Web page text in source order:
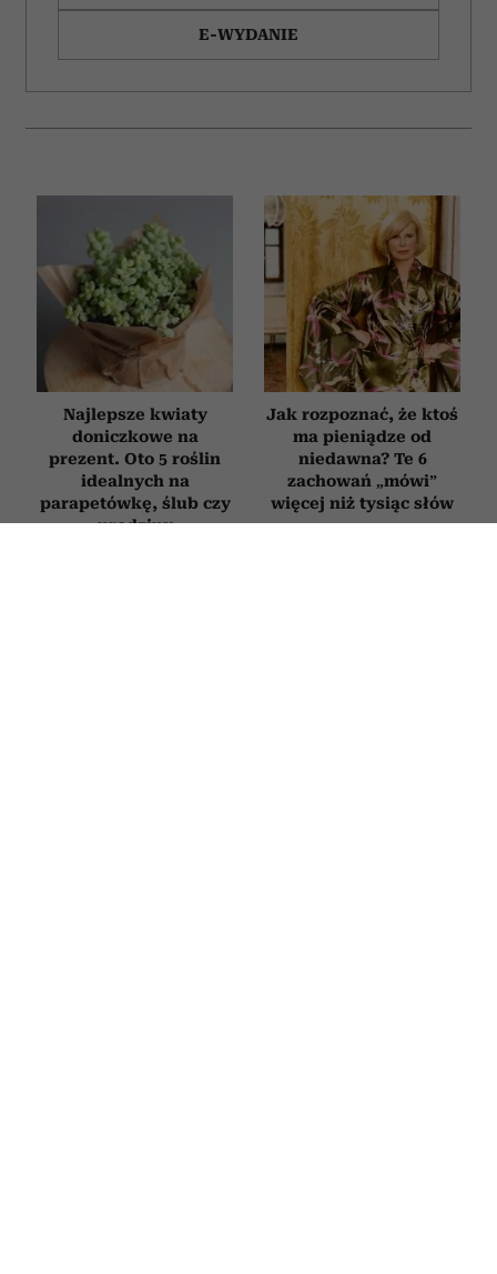
E-WYDANIE
Najlepsze kwiaty
doniczkowe na
prezent. Oto 5 roślin
idealnych na
parapetówkę, ślub czy
urodziny
Jak rozpoznać, że ktoś
ma pieniądze od
niedawna? Te 6
zachowań „mówi”
więcej niż tysiąc słów